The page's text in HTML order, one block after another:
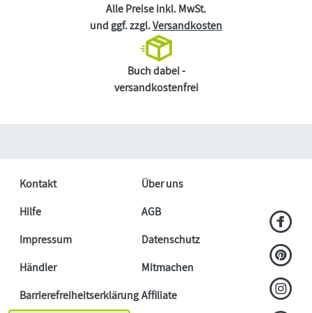
Alle Preise inkl. MwSt.
und ggf. zzgl.Versandkosten
Buch dabei -
versandkostenfrei
Kontakt
Über uns
Hilfe
AGB
Impressum
Datenschutz
Händler
Mitmachen
BarrierefreiheitserklärungAffiliate